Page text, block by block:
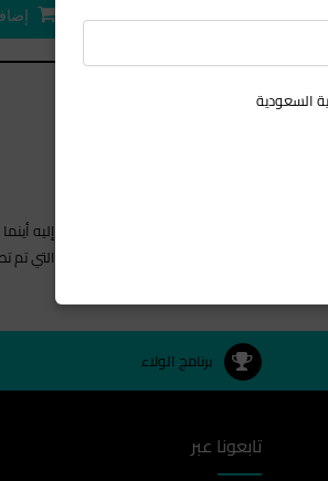
الأنيق الذي لايفشل أبداً في لفت الإنتباه
برنامج الولاء
تابعونا عبر
السعودية